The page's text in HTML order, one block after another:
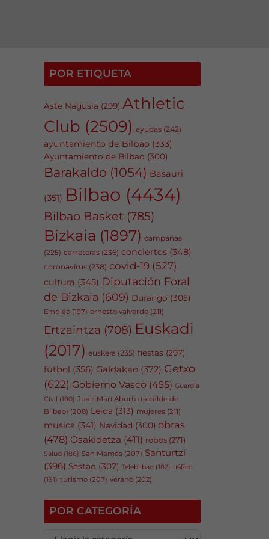
POR ETIQUETA
Aste Nagusia (299) Athletic
Club (2509) ayudas (242)
ayuntamiento de Bilbao (333)
Ayuntamiento de Bilbao (300)
Barakaldo (1054) Basauri
(351) Bilbao (4434)
Bilbao Basket (785)
Bizkaia (1897) campañas
(225) carreteras (236) conciertos (348)
coronavirus (238) covid-19 (527)
cultura (345) Diputación Foral
de Bizkaia (609) Durango (305)
Empleo (197) ernesto valverde (211)
Ertzaintza (708) Euskadi
(2017) euskera (235) fiestas (297)
fútbol (356) Galdakao (372) Getxo
(622) Gobierno Vasco (455) Guardia
Civil (180) Juan Mari Aburto (alcalde de
Bilbao) (208) Leioa (313) mujeres (211)
musica (341) Navidad (300) obras
(478) Osakidetza (411) robos (271)
Salud (186) San Mamés (207) Santurtzi
(396) Sestao (307) Telebilbao (182) tráfico
(191) turismo (207) verano (202)
POR CATEGORÍA